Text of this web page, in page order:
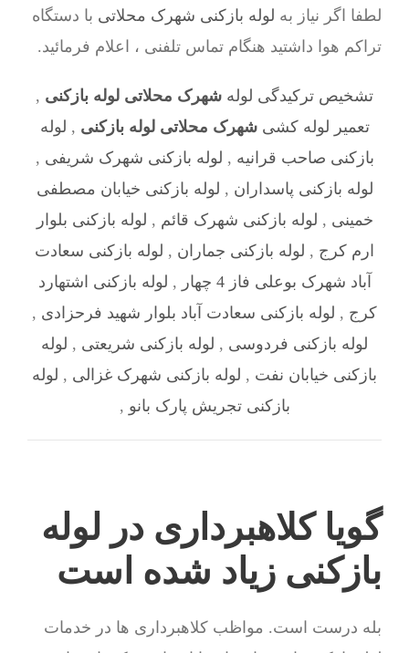
لطفا اگر نیاز به لوله بازکنی شهرک محلاتی با دستگاه
تراکم هوا داشتید هنگام تماس تلفنی ، اعلام فرمائید.
تشخیص ترکیدگی لوله شهرک محلاتی لوله بازکنی ,
تعمیر لوله کشیشهرک محلاتی لوله بازکنی , لوله
بازکنی صاحب‌ قرانیه , لوله بازکنی شهرک شریفی ,
لوله بازکنی پاسداران , لوله بازکنی خیابان مصطفی
خمینی , لوله بازکنی شهرک قائم , لوله بازکنی بلوار
ارم کرج , لوله بازکنی جماران , لوله بازکنی سعادت
آباد شهرک بوعلی فاز 4 چهار
, لوله بازکنی اشتهارد
کرج , لوله بازکنی سعادت آباد بلوار شهید فرحزادی ,
لوله بازکنی فردوسی , لوله بازکنی شریعتی , لوله
بازکنی خیابان نفت , لوله بازکنی شهرک غزالی , لوله
بازکنی تجریش پارک بانو ,
گویا کلاهبرداری در لوله
بازکنی زیاد شده است
بله درست است. مواظب کلاهبرداری ها در خدمات